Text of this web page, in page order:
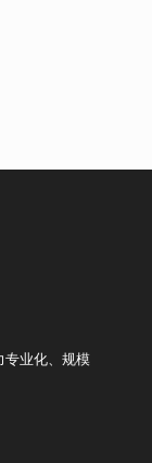
专业化、规模